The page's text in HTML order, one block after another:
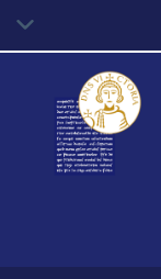
contenuto